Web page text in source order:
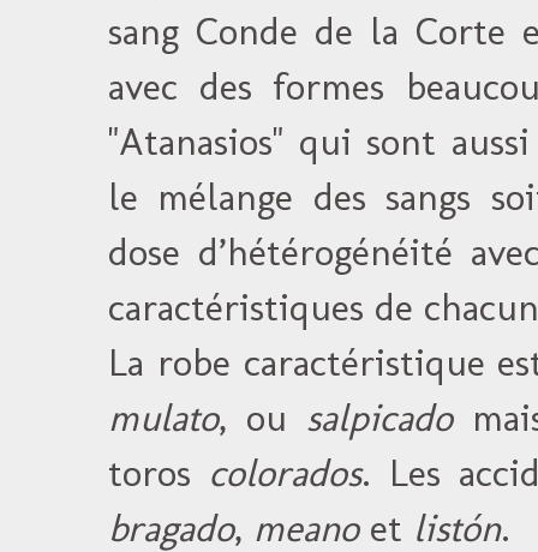
sang Conde de la Corte
avec des formes
"Atanasios" qui sont
le mélange des sangs
dose d’hétérogénéité
caractéristiques de
La robe caractéristique
mulato, ou salpicado
toros colorados. Les
bragado, meanoet listón.